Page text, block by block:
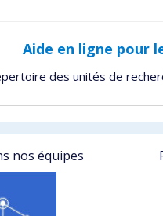
Aide en ligne pour
des unités de
nos équipes